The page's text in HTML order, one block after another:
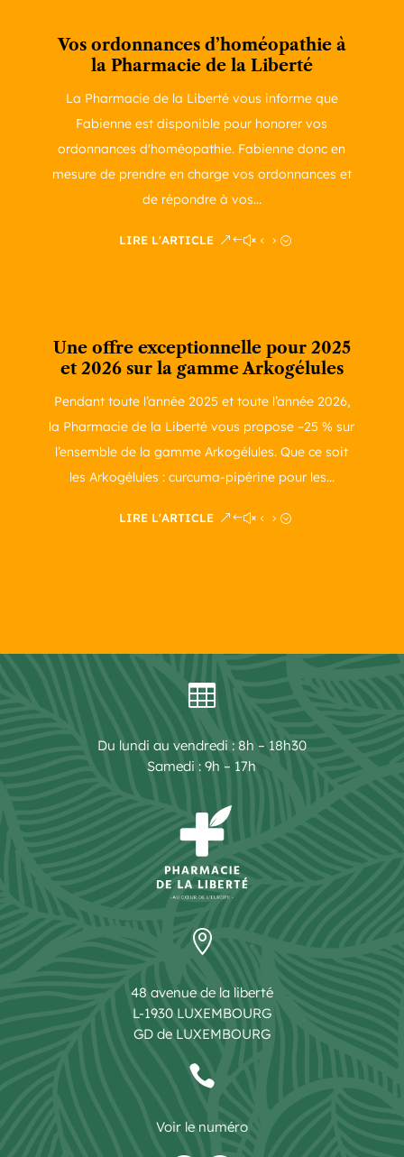
Vos ordonnances d’homéopathie à
la Pharmacie de la Liberté
La Pharmacie de la Liberté vous informe que
Fabienne est disponible pour honorer vos
ordonnances d'homéopathie. Fabienne donc en
mesure de prendre en charge vos ordonnances et
de répondre à vos...
LIRE L'ARTICLE
Une offre exceptionnelle pour 2025
et 2026 sur la gamme Arkogélules
Pendant toute l’année 2025 et toute l’année 2026,
la Pharmacie de la Liberté vous propose –25 % sur
l’ensemble de la gamme Arkogélules. Que ce soit
les Arkogélules : curcuma-pipérine pour les...
LIRE L'ARTICLE

Du lundi au vendredi : 8h – 18h30
Samedi : 9h – 17h

48 avenue de la liberté
L-1930 LUXEMBOURG
GD de LUXEMBOURG

Voir le numéro